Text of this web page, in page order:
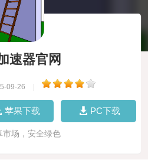
速器官网
09-26
苹果下载 PC下载
市场，安全绿色